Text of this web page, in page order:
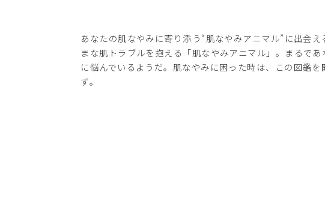
あなたの肌なやみに寄り添う“肌なやみアニマル”に出会
まな肌トラブルを抱える「肌なやみアニマル」。まるで
に悩んでいるようだ。肌なやみに困った時は、この図鑑
ず。